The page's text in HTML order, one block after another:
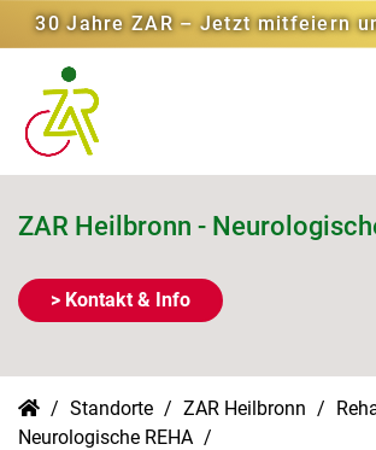
30 Jahre ZAR – Jetzt mitfeiern
ZAR Heilbronn -
> Kontakt & Info
Standorte ZAR Heilbronn
Neurologische REHA